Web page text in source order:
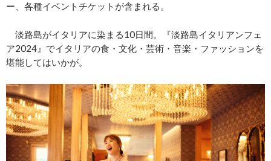
ー、各種イベントチケットが含まれる。
淡路島がイタリアに染まる10日間。『淡路島イタリアンフェ
ア2024』でイタリアの食・文化・芸術・音楽・ファッションを
堪能してはいかが。